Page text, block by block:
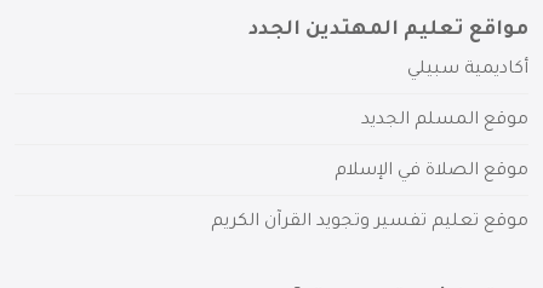
مواقع تعليم المهتدين الجدد
أكاديمية سبيلي
موقع المسلم الجديد
موقع الصلاة في الإسلام
موقع تعليم تفسير وتجويد القرآن الكريم